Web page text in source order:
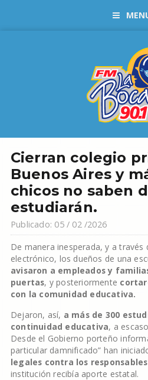
Cierran colegio
Buenos Aires y
chicos no saben
estudiarán.
Publicado: 05 / 02 /2026
De manera inesperada, y a través
electrónico, los dueños de una
avisaron a empleados y
puertas, y posteriormente
con la comunidad educativa.
Dejaron, así, a más de 300
continuidad educativa, a
Desde el Gobierno porteño
particular damnificado” han
legales contra los
institución recibía aporte estatal.